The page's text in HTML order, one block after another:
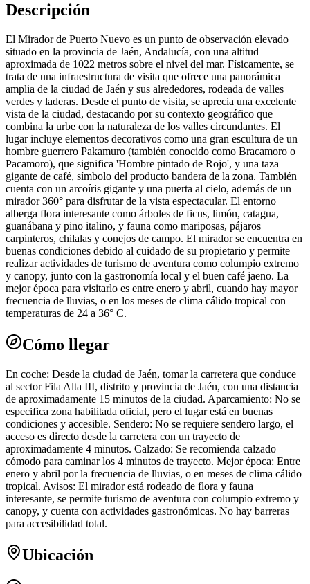
Descripción
El Mirador de Puerto Nuevo es un punto de observación elevado
situado en la provincia de Jaén, Andalucía, con una altitud
aproximada de 1022 metros sobre el nivel del mar. Físicamente, se
trata de una infraestructura de visita que ofrece una panorámica
amplia de la ciudad de Jaén y sus alrededores, rodeada de valles
verdes y laderas. Desde el punto de visita, se aprecia una excelente
vista de la ciudad, destacando por su contexto geográfico que
combina la urbe con la naturaleza de los valles circundantes. El
lugar incluye elementos decorativos como una gran escultura de un
hombre guerrero Pakamuro (también conocido como Bracamoro o
Pacamoro), que significa 'Hombre pintado de Rojo', y una taza
gigante de café, símbolo del producto bandera de la zona. También
cuenta con un arcoíris gigante y una puerta al cielo, además de un
mirador 360° para disfrutar de la vista espectacular. El entorno
alberga flora interesante como árboles de ficus, limón, catagua,
guanábana y pino italino, y fauna como mariposas, pájaros
carpinteros, chilalas y conejos de campo. El mirador se encuentra en
buenas condiciones debido al cuidado de su propietario y permite
realizar actividades de turismo de aventura como columpio extremo
y canopy, junto con la gastronomía local y el buen café jaeno. La
mejor época para visitarlo es entre enero y abril, cuando hay mayor
frecuencia de lluvias, o en los meses de clima cálido tropical con
temperaturas de 24 a 36° C.
Cómo llegar
En coche: Desde la ciudad de Jaén, tomar la carretera que conduce
al sector Fila Alta III, distrito y provincia de Jaén, con una distancia
de aproximadamente 15 minutos de la ciudad. Aparcamiento: No se
especifica zona habilitada oficial, pero el lugar está en buenas
condiciones y accesible. Sendero: No se requiere sendero largo, el
acceso es directo desde la carretera con un trayecto de
aproximadamente 4 minutos. Calzado: Se recomienda calzado
cómodo para caminar los 4 minutos de trayecto. Mejor época: Entre
enero y abril por la frecuencia de lluvias, o en meses de clima cálido
tropical. Avisos: El mirador está rodeado de flora y fauna
interesante, se permite turismo de aventura con columpio extremo y
canopy, y cuenta con actividades gastronómicas. No hay barreras
para accesibilidad total.
Ubicación